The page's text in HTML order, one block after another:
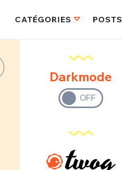
CATÉGORIES POSTS
Darkmode